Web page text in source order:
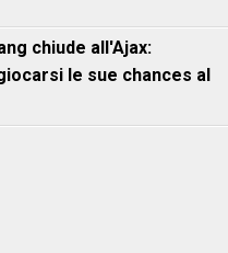
chiude all'Ajax:
le sue chances al